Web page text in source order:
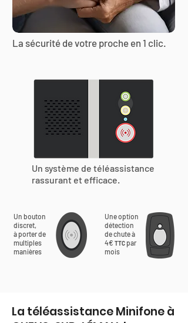
La sécurité de votre proche en 1 clic.
Un système de téléassistance
rassurant et efficace.
Un bouton
discret,
à porter de
multiples
manières
Une option
détection
de chute à
4€ TTC par
mois
La téléassistance Minifone à